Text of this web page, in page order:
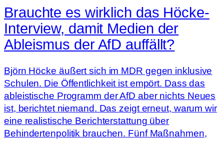
Brauchte es wirklich das Höcke-
Interview, damit Medien der
Ableismus der AfD auffällt?
Björn Höcke äußert sich im MDR gegen inklusive
Schulen. Die Öffentlichkeit ist empört. Dass das
ableistische Programm der AfD aber nichts Neues
ist, berichtet niemand. Das zeigt erneut, warum wir
eine realistische Berichterstattung über
Behindertenpolitik brauchen. Fünf Maßnahmen,